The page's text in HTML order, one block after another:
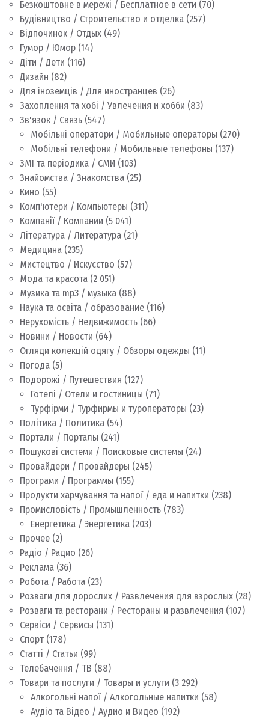
Безкоштовне в мережі / Бесплатное в сети (70)
Будівництво / Строительство и отделка (257)
Відпочинок / Отдых (49)
Гумор / Юмор (14)
Діти / Дети (116)
Дизайн (82)
Для іноземців / Для иностранцев (26)
Захоплення та хобі / Увлечения и хобби (83)
Зв'язок / Связь (547)
Мобільні оператори / Мобильные операторы (270)
Мобільні телефони / Мобильные телефоны (137)
ЗМІ та періодика / СМИ (103)
Знайомства / Знакомства (25)
Кино (55)
Комп'ютери / Компьютеры (311)
Компанії / Компании (5 041)
Література / Литература (21)
Медицина (235)
Мистецтво / Искусство (57)
Мода та красота (2 051)
Музика та mp3 / музыка (88)
Наука та освіта / образование (116)
Нерухомість / Недвижимость (66)
Новини / Новости (64)
Огляди колекцій одягу / Обзоры одежды (11)
Погода (5)
Подорожі / Путешествия (127)
Готелі / Отели и гостиницы (71)
Турфірми / Турфирмы и туроператоры (23)
Політика / Политика (54)
Портали / Порталы (241)
Пошукові системи / Поисковые системы (24)
Провайдери / Провайдеры (245)
Програми / Программы (155)
Продукти харчування та напої / еда и напитки (238)
Промисловість / Промышленность (783)
Енергетика / Энергетика (203)
Прочее (2)
Радіо / Радио (26)
Реклама (36)
Робота / Работа (23)
Розваги для дорослих / Развлечения для взрослых (28)
Розваги та ресторани / Рестораны и развлечения (107)
Сервіси / Сервисы (131)
Спорт (178)
Статті / Статьи (99)
Телебачення / ТВ (88)
Товари та послуги / Товары и услуги (3 292)
Алкогольні напої / Алкогольные напитки (58)
Аудіо та Відео / Аудио и Видео (192)